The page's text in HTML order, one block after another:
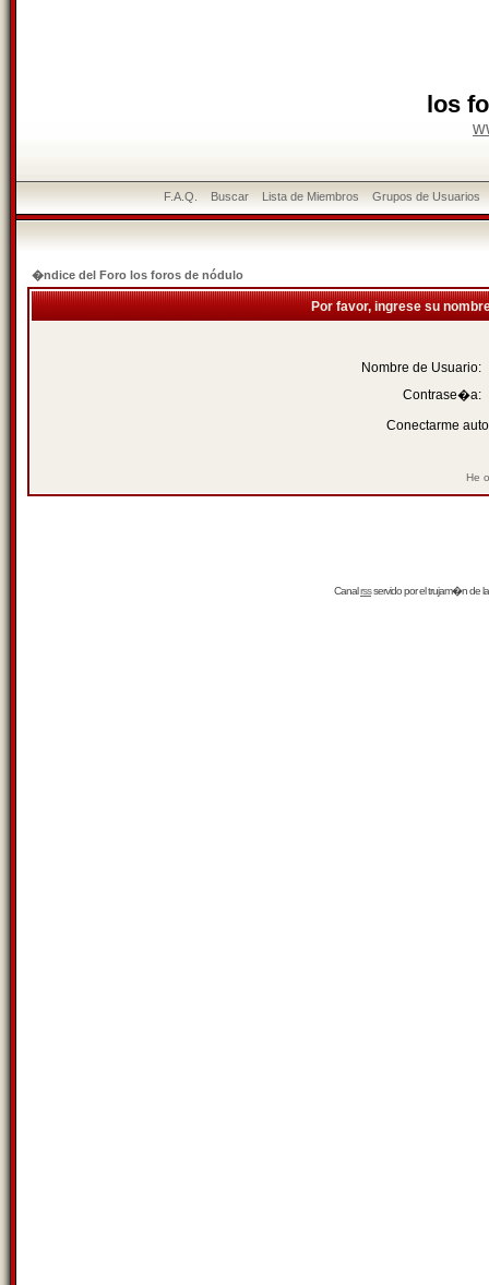
los
F.A.Q. Buscar Lista de Miembros Grupos de Usuarios
�ndice del Foro los foros de nódulo
Por favor, ingrese su
Nombre de Usuario:
Contrase�a:
Conectarme
He
Canalrssservido por eltrujam�nde